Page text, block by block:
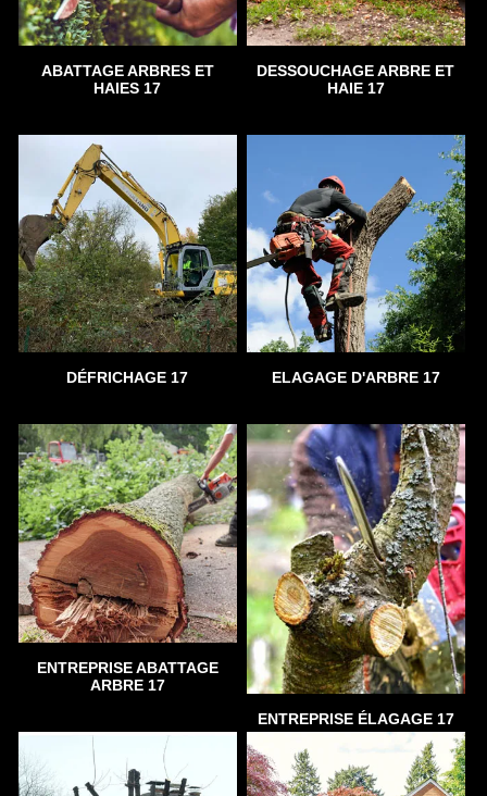
ABATTAGE ARBRES ET
HAIES 17
DESSOUCHAGE ARBRE ET
HAIE 17
DÉFRICHAGE 17 ELAGAGE D'ARBRE 17
ENTREPRISE ABATTAGE
ARBRE 17
ENTREPRISE ÉLAGAGE 17